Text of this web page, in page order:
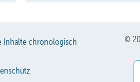
Inhalte chronologisch ©